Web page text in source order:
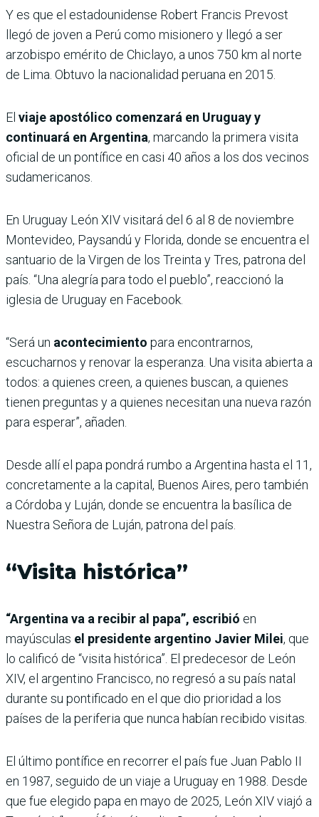
Y es que el estadounidense Robert Francis Prevost
llegó de joven a Perú como misionero y llegó a ser
arzobispo emérito de Chiclayo, a unos 750 km al norte
de Lima. Obtuvo la nacionalidad peruana en 2015.
El viaje apostólico comenzará en Uruguay y
continuará en Argentina, marcando la primera visita
oficial de un pontífice en casi 40 años a los dos vecinos
sudamericanos.
En Uruguay León XIV visitará del 6 al 8 de noviembre
Montevideo, Paysandú y Florida, donde se encuentra el
santuario de la Virgen de los Treinta y Tres, patrona del
país. “Una alegría para todo el pueblo”, reaccionó la
iglesia de Uruguay en Facebook.
“Será un acontecimiento para encontrarnos,
escucharnos y renovar la esperanza. Una visita abierta a
todos: a quienes creen, a quienes buscan, a quienes
tienen preguntas y a quienes necesitan una nueva razón
para esperar”, añaden.
Desde allí el papa pondrá rumbo a Argentina hasta el 11,
concretamente a la capital, Buenos Aires, pero también
a Córdoba y Luján, donde se encuentra la basílica de
Nuestra Señora de Luján, patrona del país.
“Visita histórica”
“Argentina va a recibir al papa”, escribió en
mayúsculas el presidente argentino Javier Milei, que
lo calificó de “visita histórica”. El predecesor de León
XIV, el argentino Francisco, no regresó a su país natal
durante su pontificado en el que dio prioridad a los
países de la periferia que nunca habían recibido visitas.
El último pontífice en recorrer el país fue Juan Pablo II
en 1987, seguido de un viaje a Uruguay en 1988. Desde
que fue elegido papa en mayo de 2025, León XIV viajó a